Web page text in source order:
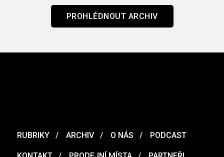
PROHLÉDNOUT ARCHIV
RUBRIKY ARCHIV O NÁS PODCAST